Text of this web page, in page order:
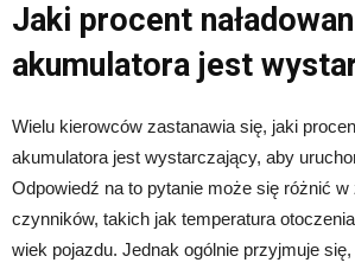
Jaki procent
akumulatora jest
Wielu kierowców zastanawia się, jaki
akumulatora jest wystarczający, aby
Odpowiedź na to pytanie może się różnić
czynników, takich jak temperatura
wiek pojazdu. Jednak ogólnie przyjmuje